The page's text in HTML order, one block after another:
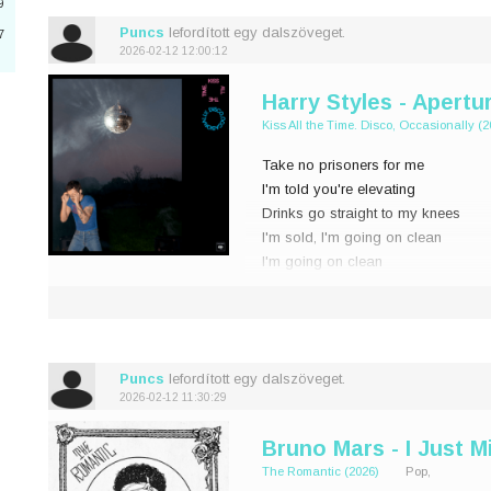
Puncs lefordított egy dalszöveget.
2026-02-12 12:00:12
Harry Styles -
Kiss All the Time. Disco, Occasionally
Take no prisoners for me
I'm told you're elevating
Drinks go straight to my knees
I'm sold, I'm going on clean
I'm going on clean
Puncs lefordított egy dalszöveget.
2026-02-12 11:30:29
Bruno Mars - I Just
The Romantic (2026) Pop,